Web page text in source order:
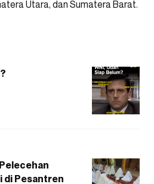
Utara, dan Sumatera Barat.
di Pesantren